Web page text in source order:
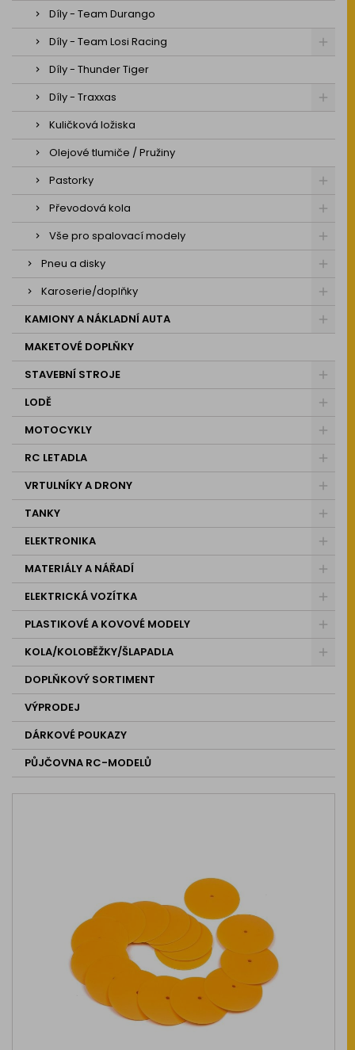
Díly - Team Durango
Díly - Team Losi Racing
Díly - Thunder Tiger
Díly - Traxxas
Kuličková ložiska
Olejové tlumiče / Pružiny
Pastorky
Převodová kola
Vše pro spalovací modely
Pneu a disky
Karoserie/doplňky
KAMIONY A NÁKLADNÍ AUTA
MAKETOVÉ DOPLŇKY
STAVEBNÍ STROJE
LODĚ
MOTOCYKLY
RC LETADLA
VRTULNÍKY A DRONY
TANKY
ELEKTRONIKA
MATERIÁLY A NÁŘADÍ
ELEKTRICKÁ VOZÍTKA
PLASTIKOVÉ A KOVOVÉ MODELY
KOLA/KOLOBĚŽKY/ŠLAPADLA
DOPLŇKOVÝ SORTIMENT
VÝPRODEJ
DÁRKOVÉ POUKAZY
PŮJČOVNA RC-MODELŮ